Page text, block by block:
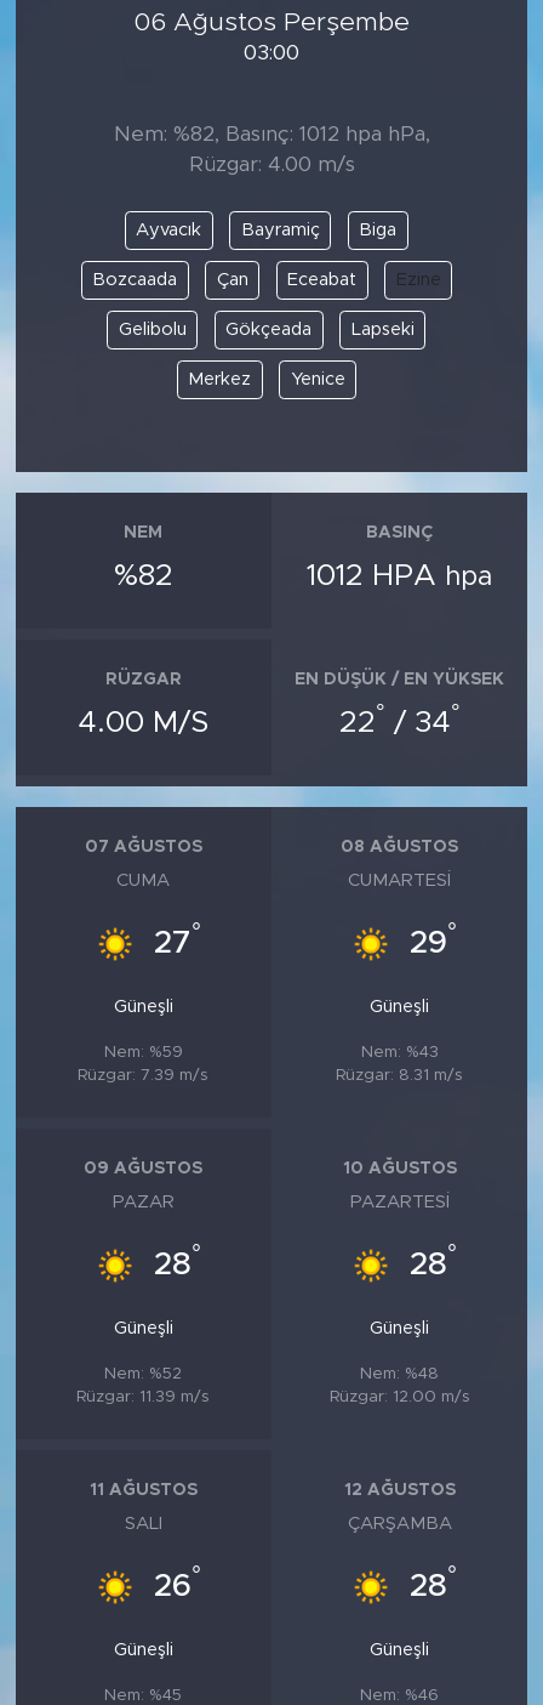
06 Ağustos Perşembe
03:00
Nem: %82, Basınç: 1012 hpa hPa,
Rüzgar: 4.00 m/s
Ayvacık Bayramiç Biga
Bozcaada Çan Eceabat Ezine
Gelibolu Gökçeada Lapseki
Merkez Yenice
NEM
%82
BASINÇ
1012 HPA hpa
RÜZGAR
4.00 M/S
EN DÜŞÜK / EN YÜKSEK
22° / 34°
07 AĞUSTOS
CUMA
27°
Güneşli
Nem: %59
Rüzgar: 7.39 m/s
08 AĞUSTOS
CUMARTESI
29°
Güneşli
Nem: %43
Rüzgar: 8.31 m/s
09 AĞUSTOS
PAZAR
28°
Güneşli
Nem: %52
Rüzgar: 11.39 m/s
10 AĞUSTOS
PAZARTESI
28°
Güneşli
Nem: %48
Rüzgar: 12.00 m/s
11 AĞUSTOS
SALI
26°
Güneşli
Nem: %45
12 AĞUSTOS
ÇARŞAMBA
28°
Güneşli
Nem: %46